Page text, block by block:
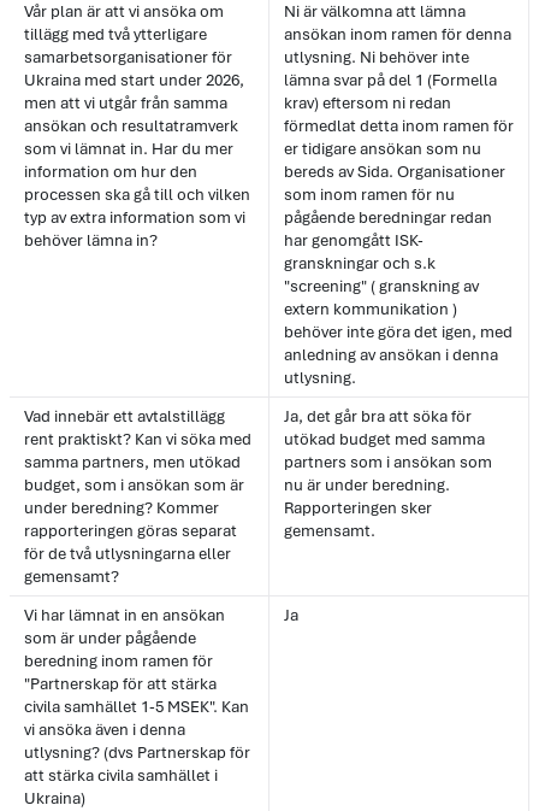
Vår plan är att vi ansöka om
tillägg med två ytterligare
samarbetsorganisationer för
Ukraina med start under 2026,
men att vi utgår från samma
ansökan och resultatramverk
som vi lämnat in. Har du mer
information om hur den
processen ska gå till och vilken
typ av extra information som vi
behöver lämna in?
Ni är välkomna att lämna
ansökan inom ramen för denna
utlysning. Ni behöver inte
lämna svar på del 1 (Formella
krav) eftersom ni redan
förmedlat detta inom ramen för
er tidigare ansökan som nu
bereds av Sida. Organisationer
som inom ramen för nu
pågående beredningar redan
har genomgått ISK-
granskningar och s.k
"screening" ( granskning av
extern kommunikation )
behöver inte göra det igen, med
anledning av ansökan i denna
utlysning.
Vad innebär ett avtalstillägg
rent praktiskt? Kan vi söka med
samma partners, men utökad
budget, som i ansökan som är
under beredning? Kommer
rapporteringen göras separat
för de två utlysningarna eller
gemensamt?
Ja, det går bra att söka för
utökad budget med samma
partners som i ansökan som
nu är under beredning.
Rapporteringen sker
gemensamt.
Vi har lämnat in en ansökan
som är under pågående
beredning inom ramen för
"Partnerskap för att stärka
civila samhället 1-5 MSEK". Kan
vi ansöka även i denna
utlysning? (dvs Partnerskap för
att stärka civila samhället i
Ukraina)
Ja